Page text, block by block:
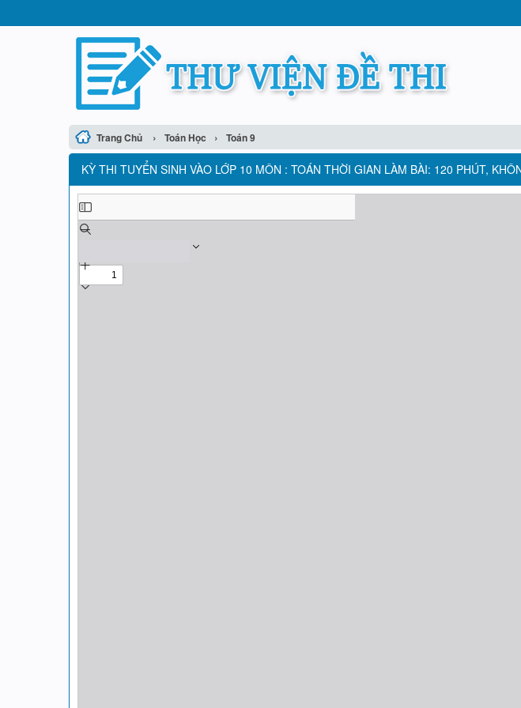
Trang Chủ › Toán Học › Toán 9
KỲ THI TUYỂN SINH VÀO LỚP 10 MÔN : TOÁN THỜI GIAN LÀM BÀI: 120 PHÚT,